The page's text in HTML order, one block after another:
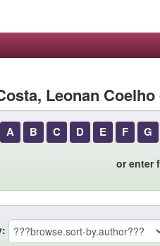
Leonan Coelho
A B C D E F G
or enter